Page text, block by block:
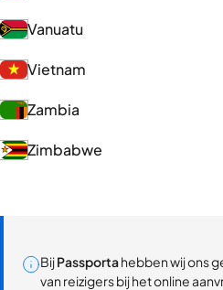
Vanuatu
Vietnam
Zambia
Zimbabwe
BijPassportahebben wij ons
van reizigers bij het online